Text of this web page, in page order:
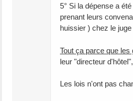
5° Si la dépense a
prenant leurs
huissier ) chez le
Tout ça parce que
leur "directeur
Les lois n'ont pas